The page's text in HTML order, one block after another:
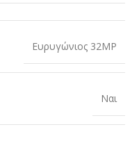
Ευρυγώνιος 32MP
Ναι